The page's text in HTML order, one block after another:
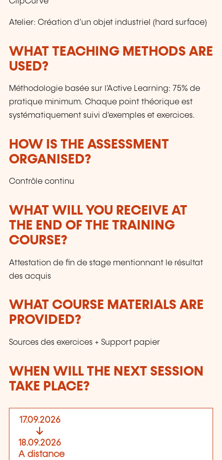
Atelier: Création d’un objet industriel (hard surface)
WHAT TEACHING METHODS ARE
USED?
Méthodologie basée sur l'Active Learning: 75% de
pratique minimum. Chaque point théorique est
systématiquement suivi d'exemples et exercices.
HOW IS THE ASSESSMENT
ORGANISED?
Contrôle continu
WHAT WILL YOU RECEIVE AT
THE END OF THE TRAINING
COURSE?
Attestation de fin de stage mentionnant le résultat
des acquis
WHAT COURSE MATERIALS ARE
PROVIDED?
Sources des exercices + Support papier
WHEN WILL THE NEXT SESSION
TAKE PLACE?
17.09.2026
18.09.2026
A distance